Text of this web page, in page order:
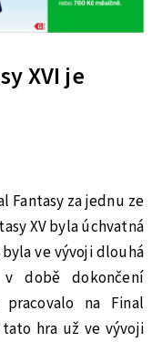
XVI je
Fantasy za jednu ze
XV byla úchvatná
ve vývoji dlouhá
době dokončení
na Final
hra už ve vývoji